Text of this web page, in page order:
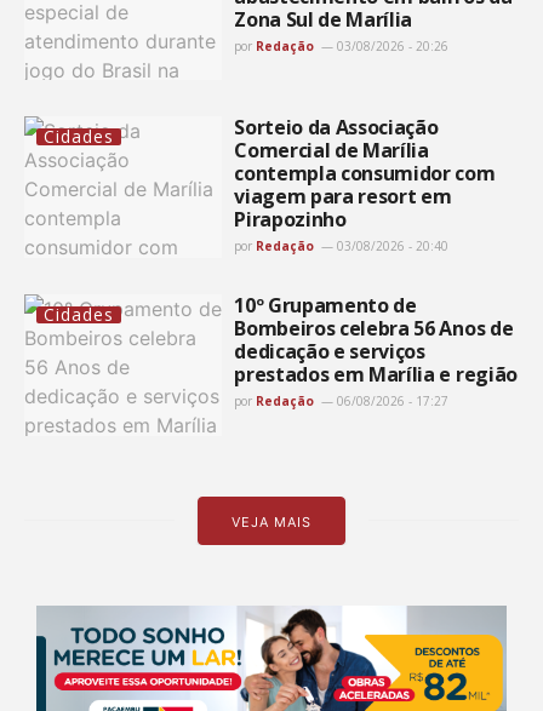
Zona Sul de Marília
por Redação 03/08/2026 - 20:26
Cidades
Sorteio da Associação
Comercial de Marília
contempla consumidor com
viagem para resort em
Pirapozinho
por Redação 03/08/2026 - 20:40
Cidades
10º Grupamento de
Bombeiros celebra 56 Anos de
dedicação e serviços
prestados em Marília e região
por Redação 06/08/2026 - 17:27
VEJA MAIS